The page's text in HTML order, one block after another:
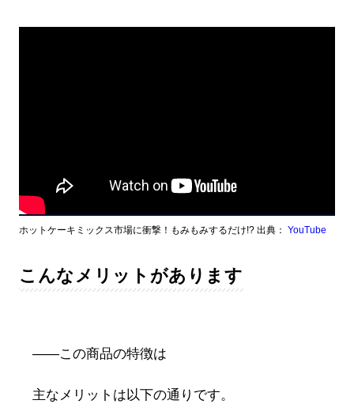
ホットケーキミックス市場に衝撃！もみもみするだけ!? 出典： YouTube
こんなメリットがあります
――この商品の特徴は
主なメリットは以下の通りです。